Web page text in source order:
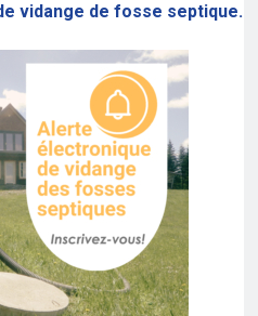
vidange de fosse septique.